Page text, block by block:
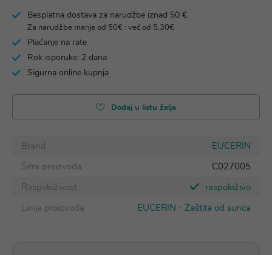
Besplatna dostava za narudžbe iznad 50 €
Za narudžbe manje od 50€ : već od 5,30€
Plaćanje na rate
Rok isporuke: 2 dana
Sigurna online kupnja
Dodaj u listu želja
Brand
EUCERIN
Šifra proizvoda
C027005
Raspoloživost
raspoloživo
Linija proizvoda
EUCERIN - Zaštita od sunca